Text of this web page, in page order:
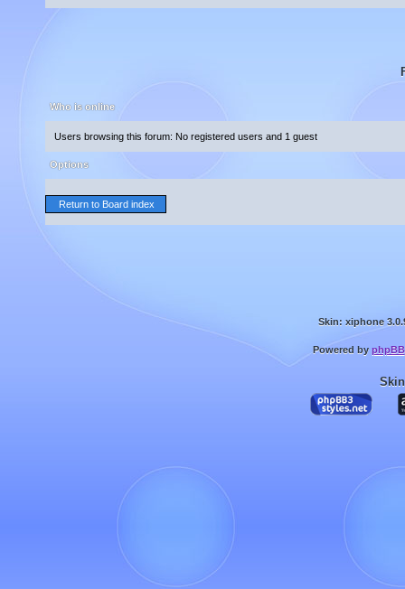
Who is online
Users browsing this forum: No registered users and 1 guest
Options
Return to Board index
Skin: xiphone
Powered by phpBB